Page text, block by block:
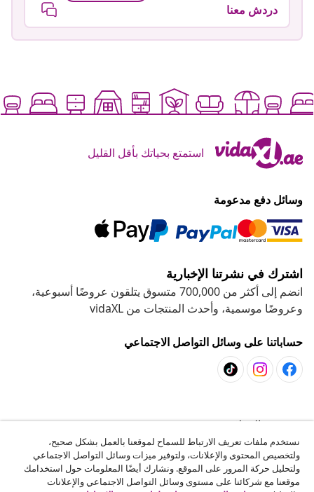
دردش معنا
استمتع بحياتك بأقل القليل
وسائل دفع مدعومة
اشترك في نشرتنا الإخبارية
انضم إلى أكثر من 700,000 متسوق يتلقون عروضًا أسبوعية،
وعروضًا موسمية، وأحدث المنتجات من vidaXL
حساباتنا على وسائل التواصل الاجتماعي
خدمة العملاء
المشاريع
نستخدم ملفات تعريف الارتباط للسماح لموقعنا بالعمل بشكل صحيح،
ولتخصيص المحتوى والإعلانات، ولتوفير ميزات وسائل التواصل الاجتماعي
ولتحليل حركة المرور على الموقع. ونشارك أيضًا المعلومات حول استخدامك
موقعنا مع شركائنا على مستوى وسائل التواصل الاجتماعي والإعلانات